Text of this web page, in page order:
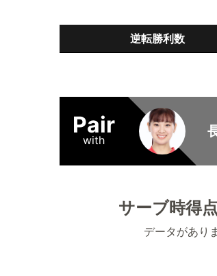
逆転勝利数
Pair
with
サーブ時得
データがあり